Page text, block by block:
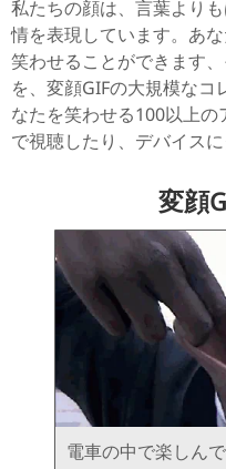
私たちの顔は、言葉より
情を表現しています。あ
笑わせることができます
を、変顔GIFの大規模な
なたを笑わせる100以上
で視聴したり、デバイス
変顔
電車の中で楽しん